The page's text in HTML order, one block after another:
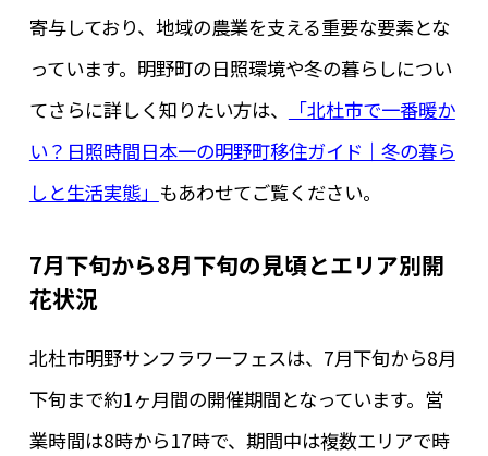
寄与しており、地域の農業を支える重要な要素とな
っています。明野町の日照環境や冬の暮らしについ
てさらに詳しく知りたい方は、
「北杜市で一番暖か
い？日照時間日本一の明野町移住ガイド｜冬の暮ら
しと生活実態」 もあわせてご覧ください。
7月下旬から8月下旬の見頃とエリア別開
花状況
北杜市明野サンフラワーフェスは、7月下旬から8月
下旬まで約1ヶ月間の開催期間となっています。営
業時間は8時から17時で、期間中は複数エリアで時